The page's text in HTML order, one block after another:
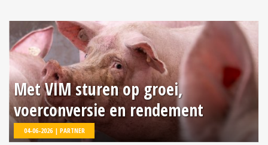
Met VIM sturen op groei,
voerconversie en rendement
04-06-2026 | PARTNER